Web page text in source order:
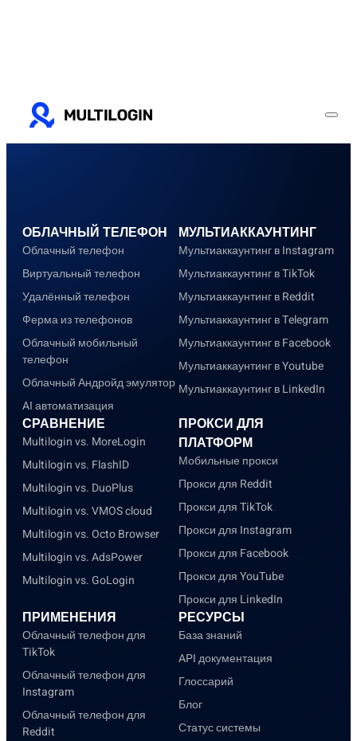
ОБЛАЧНЫЙ ТЕЛЕФОН
Облачный телефон
Виртуальный телефон
Удалённый телефон
Ферма из телефонов
Облачный мобильный
телефон
Облачный Андройд эмулятор
AI автоматизация
МУЛЬТИАККАУНТИНГ
Мультиаккаунтинг в Instagram
Мультиаккаунтинг в TikTok
Мультиаккаунтинг в Reddit
Мультиаккаунтинг в Telegram
Мультиаккаунтинг в Facebook
Мультиаккаунтинг в Youtube
Мультиаккаунтинг в LinkedIn
СРАВНЕНИЕ
Multilogin vs. MoreLogin
Multilogin vs. FlashID
Multilogin vs. DuoPlus
Multilogin vs. VMOS cloud
Multilogin vs. Octo Browser
Multilogin vs. AdsPower
Multilogin vs. GoLogin
ПРОКСИ ДЛЯ
ПЛАТФОРМ
Мобильные прокси
Прокси для Reddit
Прокси для TikTok
Прокси для Instagram
Прокси для Facebook
Прокси для YouTube
Прокси для LinkedIn
ПРИМЕНЕНИЯ
Облачный телефон для
TikTok
Облачный телефон для
Instagram
Облачный телефон для
Reddit
РЕСУРСЫ
База знаний
API документация
Глоссарий
Блог
Статус системы